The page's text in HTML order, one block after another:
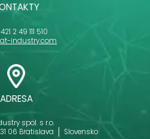
2 49 111 510
industry.com
ADRESA
spol. s r.o.
06 Bratislava Slovensko